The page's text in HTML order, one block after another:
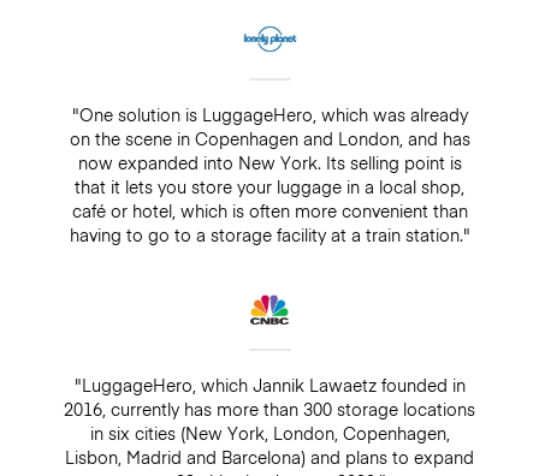
"One solution is LuggageHero, which was already
on the scene in Copenhagen and London, and has
now expanded into New York. Its selling point is
that it lets you store your luggage in a local shop,
café or hotel, which is often more convenient than
having to go to a storage facility at a train station."
"LuggageHero, which Jannik Lawaetz founded in
2016, currently has more than 300 storage locations
in six cities (New York, London, Copenhagen,
Lisbon, Madrid and Barcelona) and plans to expand